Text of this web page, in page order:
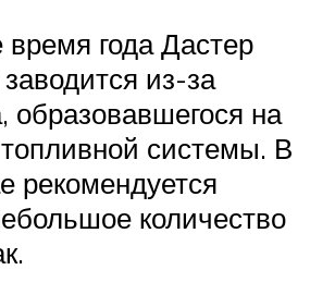
время года Дастер
из-за
образовавшегося на
системы. В
рекомендуется
количество